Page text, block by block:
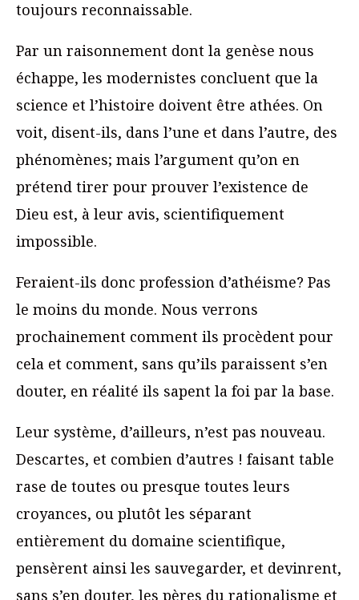
toujours reconnaissable.
Par un raisonnement dont la genèse nous
échappe, les modernistes concluent que la
science et l’histoire doivent être athées. On
voit, disent-ils, dans l’une et dans l’autre, des
phénomènes; mais l’argument qu’on en
prétend tirer pour prouver l’existence de
Dieu est, à leur avis, scientifiquement
impossible.
Feraient-ils donc profession d’athéisme? Pas
le moins du monde. Nous verrons
prochainement comment ils procèdent pour
cela et comment, sans qu’ils paraissent s’en
douter, en réalité ils sapent la foi par la base.
Leur système, d’ailleurs, n’est pas nouveau.
Descartes, et combien d’autres ! faisant table
rase de toutes ou presque toutes leurs
croyances, ou plutôt les séparant
entièrement du domaine scientifique,
pensèrent ainsi les sauvegarder, et devinrent,
sans s’en douter, les pères du rationalisme et